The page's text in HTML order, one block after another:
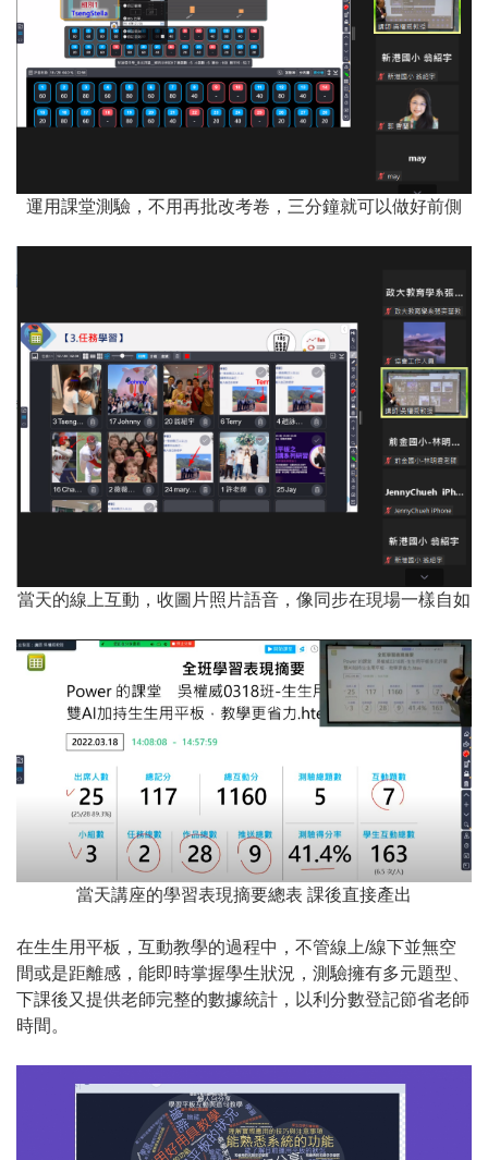
運用課堂測驗，不用再批改考卷，三分鐘就可以做好前側
當天的線上互動，收圖片照片語音，像同步在現場一樣自如
當天講座的學習表現摘要總表 課後直接產出
在生生用平板，互動教學的過程中，不管線上/線下並無空
間或是距離感，能即時掌握學生狀況，測驗擁有多元題型、
下課後又提供老師完整的數據統計，以利分數登記節省老師
時間。